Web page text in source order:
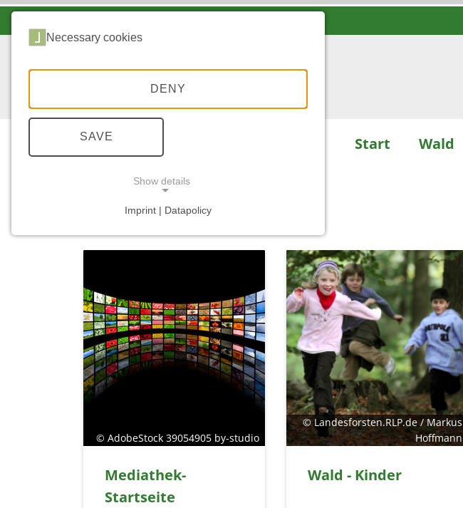
Start Wald
... MEDIATHEK
© AdobeStock 39054905 by-studio
Mediathek-
Startseite
© Landesforsten.RLP.de / Markus
Hoffmann
Wald - Kinder
Necessary cookies
DENY
SAVE
Show details
Imprint | Datapolicy